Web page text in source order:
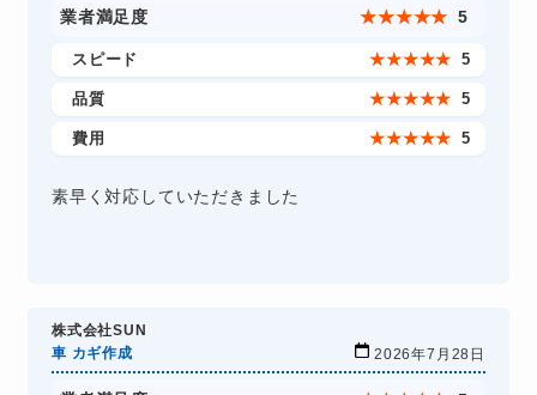
業者満足度 ★★★★★ 5
スピード ★★★★★ 5
品質 ★★★★★ 5
費用 ★★★★★ 5
素早く対応していただきました
株式会社SUN
車 カギ作成
2026年7月28日